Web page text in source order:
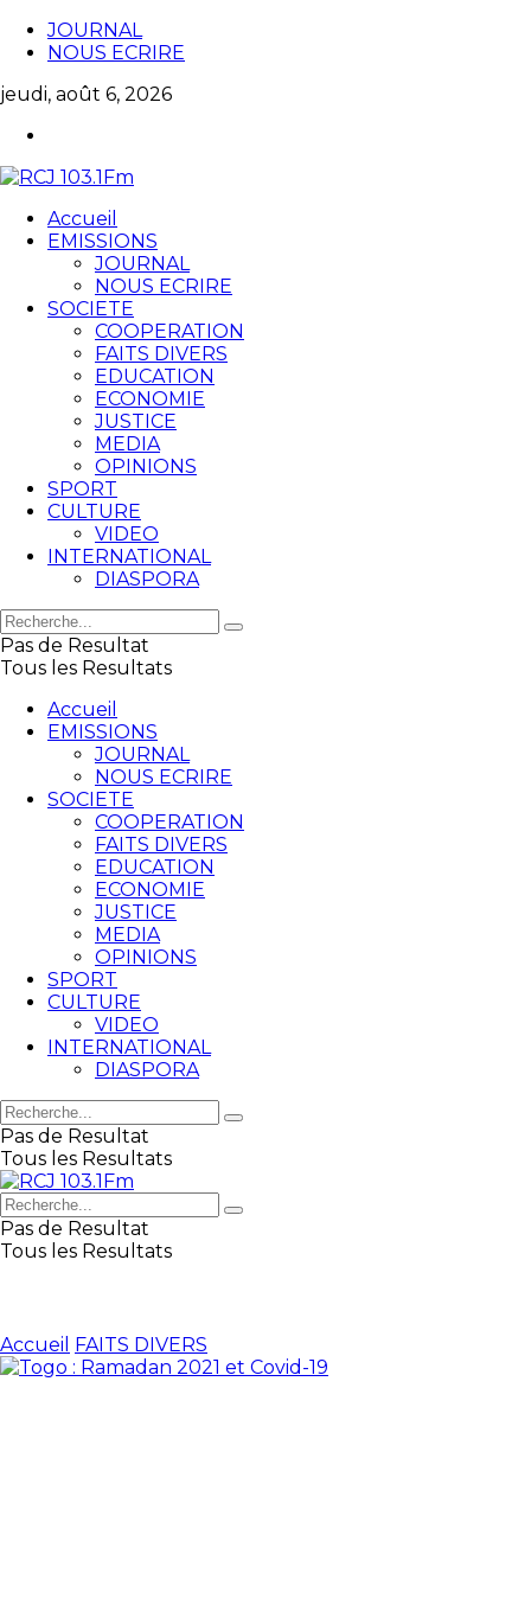
JOURNAL
NOUS ECRIRE
jeudi, août 6, 2026
Accueil
EMISSIONS
JOURNAL
NOUS ECRIRE
SOCIETE
COOPERATION
FAITS DIVERS
EDUCATION
ECONOMIE
JUSTICE
MEDIA
OPINIONS
SPORT
CULTURE
VIDEO
INTERNATIONAL
DIASPORA
Pas de Resultat
Tous les Resultats
Accueil
EMISSIONS
JOURNAL
NOUS ECRIRE
SOCIETE
COOPERATION
FAITS DIVERS
EDUCATION
ECONOMIE
JUSTICE
MEDIA
OPINIONS
SPORT
CULTURE
VIDEO
INTERNATIONAL
DIASPORA
Pas de Resultat
Tous les Resultats
Pas de Resultat
Tous les Resultats
Accueil FAITS DIVERS